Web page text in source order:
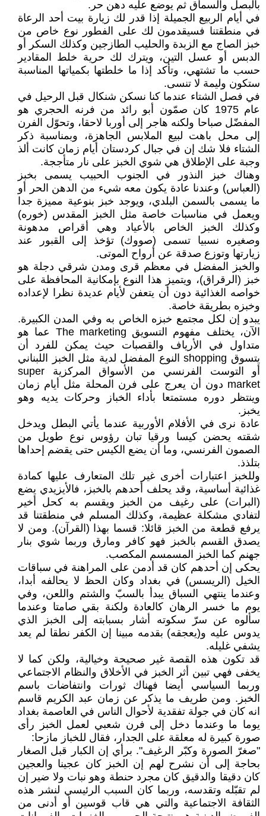
بالبصل والسماق ثم يوضع عليه دهن حر.
في أيام الربيع الجميلة إذا قدر لك زيارة بيت أحد الرعاة
في منطقتنا فسيقدمون لك على الفطور نوع خاص من
خبز الصاج مع الزبدة والحليب الطازجين وكذلك السكر أو
الدبس أو عسل التين، ويترك لك حرية خلط المقادير
حسب ما تشتهي، وتأكد إذا ما خلطتها بكمياتها المناسبة
ستكون وليمة لا تنسى.
في فصل الشتاء عندما كنا نسكن شنكال قبل الرحيل في
عام 1975 كان صمّون أبو رائد من فرنه الحجري هو
المفضّل صباحا ولكنه هاجر إلى أوربا لاحقا، وتحوّل الفرن
إلى محل باهت لبيع الملابس الجاهزة، وبمناسبة ذكر
الشتاء فلا شك إن في جبال كردستان أيام زمان كانت ألذ
وجبة على الإطلاق هي شوي الخبز على نار متأججة.
وهناك خبز النذور في الجنوب الحبيب يسمى بخبز
(العباس) وعندنا عادة يكون معه شيء من الدهن الحر أو
ما يسمى بالسمن البلدي، ويوجد خبز بنوعية مميزة جدا
ويعمل في مناسبات خاصة مثل الخبز المقدس (خوره)
وكذلك الخبز الخاص بالأعياد وهي أقراص مدهونة
وصغيره نسبيا تسمى (صووك) تؤخذ إلى القبور عند
زيارتها وتوزع صدقة عن أرواح الموتى.
والخبز المفضل في معظم قرى ومدن شرقي دجلة هو
خبز (الرقراق)، ويتميز هذا النوع بإمكانية المحافظة على
خواصه الغذائية دون أن يتعفن لأيام عديدة نظرا لإعداده
وخبزه بطريقة خاصة.
يبدو إن لكل مجتمع خبزه الخاص به وفي المدن الكبيرة.
الآن، يختلف مفهوم التسويق The marketing عما هو
متداول في الأرياف والقصبات حيث يمكن للفرد أن
يتسوق shopping النوع المفضل لدية مثل الخبز اللبناني
أو التوست الفرنسي من الأسواق المركزية super
market دون أن يعرج على فرن المحلة مثل أيام زمان
وينتظر دوره مستمتعا بأداء الخباز وحركات يديه وهو
يخبز.
عادة نرى في الأفلام الأوربية عندما يأتي البطل ويدخل
شقته يحضن كيسا ورقيا تبان رؤوس نوع طويل من
الصمون الفرنسي، وما أن يضع الكيس حتى يقضم إحداها
بتلذذ.
وللخبز اعتبارات أخرى غير تلك المتعارف عليها كمادة
غذائية أساسية، وقد يحلف أحدهم بالخبز، فالأيزيدي يضع
(البرات) على رغيف من الخبز ويقسم به كحل أخير
لتفادي مشكلة عظيمة، وكذلك المسلم في منطقتنا قد
يرفع قطعة من الخبز قائلا: قسما بهذا (القرآن). ومن لا
يصدق القسم بالخبز فهو كافر ومارق وربما شوي بنار
جهنم كما الخبز المسمسم المكصب.
يحكى إن أحدهم كان قد أدمن على المراهنة في سباقات
الخيل (الريسس) في بغداد وكان الحظ لا يحالفه أبدا،
وعندما ينتهي السباق يبدأ بالسبّ والشتم واللعن، وفي
يوم ما خسر الرهان كالعادة ولكنة بقي صامتا وعندما
سألوه عن سرّ سكوته أشار بسبابته إلى الخبز الذي
يدوس عليه و(يعجقه) بقدمه مبينا إن الكفر نطقا لم يعد
يشفي غليله.
قد تكون هذه القصة غير صحيحة وخيالية، ولكن كما لا
يخفى فهي تبين أثر الخبز في الأخلاق والنظام الاجتماعي
وربما السياسي أيضا فهناك ثورات وانتفاضات باسم
الخبز. ومن طريف ما يذكر عن زمان عبد الكريم قاسم
انه كان في جولة تفقدية لأحوال الناس في العاصمة بغداد
يوما ما وعندما دخل إلى فرن شعبي لعمل الخبز رأى
صورة كبيرة له معلقة على الجدار، فقال للخباز مازحا:
"صغرّ الصورة وكبّر الرغيف". برأي إن الكبار قبل الصغار
بحاجة إلى أن نشرح لهم إن الخبز كان عجينا والعجين
كان دقيقا والدقيق كان مجرد حنطة وهو نبات ولا ضير إن
لم تقبّله وتقدسه، وربما كان السبب الرئيسي لنشر هذه
الثقافة الاجتماعية والتي هي قاب قوسين أو أدنى من